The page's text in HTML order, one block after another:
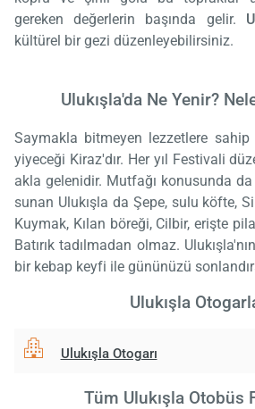
gereken değerlerin başında gelir.
kültürel bir gezi düzenleyebilirsiniz.
Ulukışla'da Ne Yenir?
Saymakla bitmeyen lezzetlere
yiyeceği Kiraz'dır. Her yıl Festivali
akla gelenidir. Mutfağı konusunda
sunan Ulukışla da Şepe, sulu köfte,
Kuymak, Kılan böreği, Cilbir, erişte
Batırık tadılmadan olmaz.
bir kebap keyfi ile gününüzü
Ulukışla
Ulukışla Otogarı
Tüm Ulukışla Otobüs